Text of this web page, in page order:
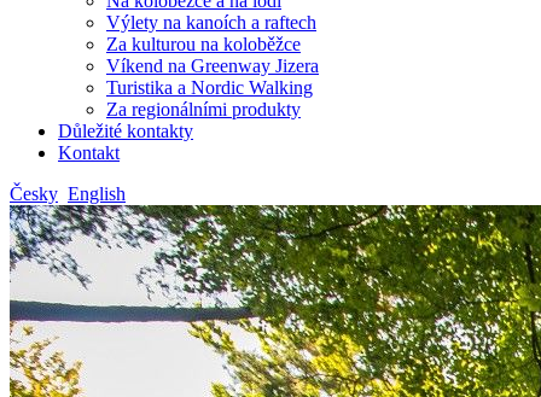
Výlety na kanoích a raftech
Za kulturou na koloběžce
Víkend na Greenway Jizera
Turistika a Nordic Walking
Za regionálními produkty
Důležité kontakty
Kontakt
Česky English